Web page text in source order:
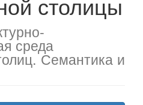
среда
Семантика и